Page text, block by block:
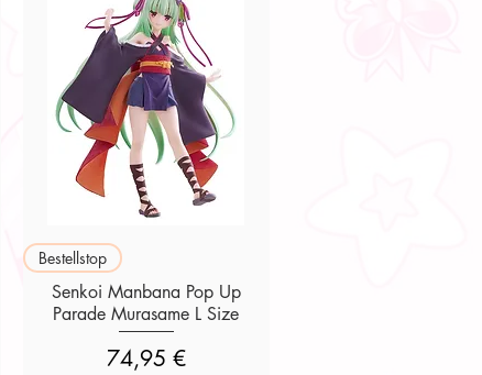
Schnellansicht
Bestellstop
Senkoi Manbana Pop Up
Parade Murasame L Size
Preis
74,95 €